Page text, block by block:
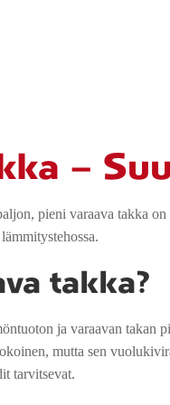
–
pieni varaava takka
takka?
ja varaavan
mutta sen
tarvitsevat.